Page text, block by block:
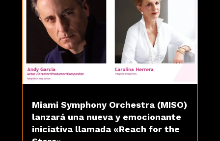
Miami Symphony Orchestra (MISO)
lanzará una nueva y emocionante
iniciativa llamada «Reach for the